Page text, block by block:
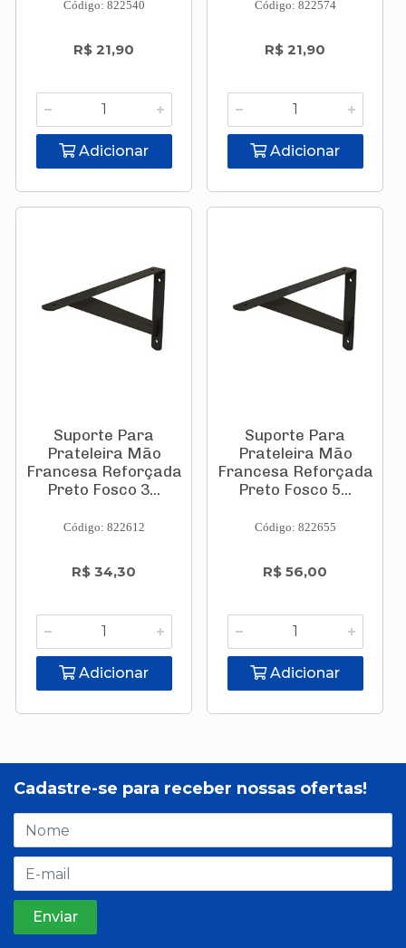
Código: 822540
R$ 21,90
Adicionar
Código: 822574
R$ 21,90
Adicionar
Suporte Para
Prateleira Mão
Francesa Reforçada
Preto Fosco 3...
Código: 822612
R$ 34,30
Adicionar
Suporte Para
Prateleira Mão
Francesa Reforçada
Preto Fosco 5...
Código: 822655
R$ 56,00
Adicionar
Cadastre-se para receber nossas ofertas!